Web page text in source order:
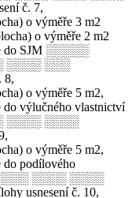
č. 7,
o výměře 3 m2
o výměře 2 m2
do SJM ░░░░░
░░░░ ░░░
8,
o výměře 5 m2,
do výlučného vlastnictví
░░░░ ░░░░
o výměře 5 m2,
do podílového
░░░░ ░░░░
usnesení č. 10,